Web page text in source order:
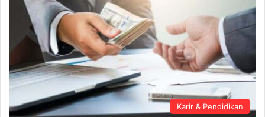
Karir & Pendidikan